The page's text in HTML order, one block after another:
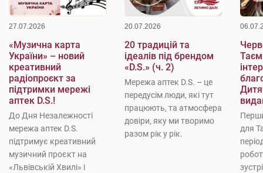
27.07.2026
«Музична карта
України» – новий
креативний
радіопроєкт за
підтримки мережі
аптек D.S.!
До Дня Незалежності
мережа аптек D.S.
підтримує креативний
музичний проєкт на
«Львівській Хвилі» і
20.07.2026
20 традицій та
ідеалів під брендом
«D.S.» (ч. 2)
Мережа аптек D.S. – це
передусім люди, які тут
працюють, та атмосфера
довіри, яку ми творимо
разом рік у рік.
для